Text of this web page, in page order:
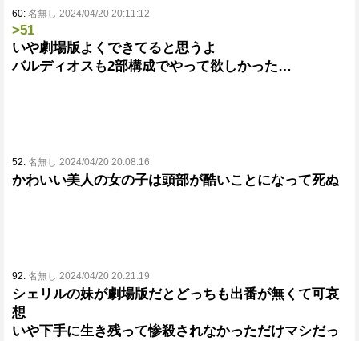
60: 名無し 2024/04/20 20:11:12
>51
いや劇場版よくできてると思うよ
バルディオスも2部構成でやって欲しかった…
52: 名無し 2024/04/20 20:08:16
かわいい美人の女の子は頭部が酷いことになって死ぬ
92: 名無し 2024/04/20 20:21:19
シェリルの妹が劇場版だとどっちも出番が無くて可哀
想
いや下手に生き残って惨殺されなかっただけマシだっ